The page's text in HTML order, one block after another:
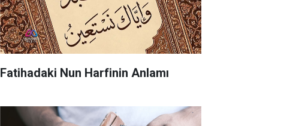
Fatihadaki Nun Harfinin Anlamı